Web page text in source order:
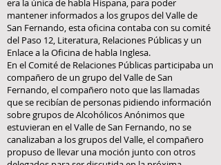
era la única de habla Hispana, para poder
mantener informados a los grupos del Valle de
San Fernando, esta oficina contaba con su comité
del Paso 12, Literatura, Relaciones Públicas y un
Enlace a la Oficina de habla Inglesa.
En el Comité de Relaciones Públicas participaba un
compañero de un grupo del Valle de San
Fernando, el compañero noto que las llamadas
que se recibían de personas pidiendo información
sobre grupos de Alcohólicos Anónimos que
estuvieran en el Valle de San Fernando, no se
canalizaban a los grupos del Valle, el compañero
propuso de llevar una moción junto con otros